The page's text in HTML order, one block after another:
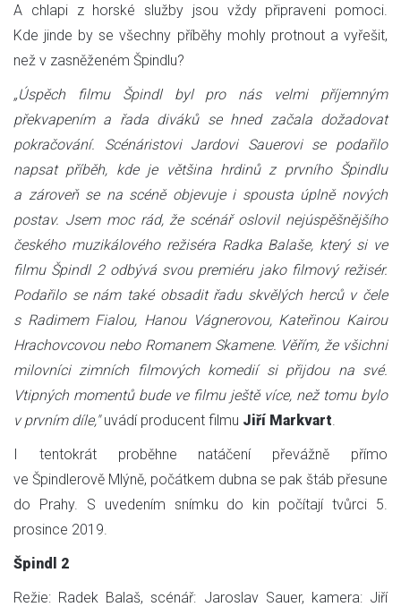
A chlapi z horské služby jsou vždy připraveni pomoci.
Kde jinde by se všechny příběhy mohly protnout a vyřešit,
než v zasněženém Špindlu?
„Úspěch filmu Špindl byl pro nás velmi příjemným
překvapením a řada diváků se hned začala dožadovat
pokračování. Scénáristovi Jardovi Sauerovi se podařilo
napsat příběh, kde je většina hrdinů z prvního Špindlu
a zároveň se na scéně objevuje i spousta úplně nových
postav. Jsem moc rád, že scénář oslovil nejúspěšnějšího
českého muzikálového režiséra Radka Balaše, který si ve
filmu Špindl 2 odbývá svou premiéru jako filmový režisér.
Podařilo se nám také obsadit řadu skvělých herců v čele
s Radimem Fialou, Hanou Vágnerovou, Kateřinou Kairou
Hrachovcovou nebo Romanem Skamene. Věřím, že všichni
milovníci zimních filmových komedií si přijdou na své.
Vtipných momentů bude ve filmu ještě více, než tomu bylo
v prvním díle,"uvádí producent filmu Jiří Markvart
I tentokrát proběhne natáčení převážně přímo
ve Špindlerově Mlýně, počátkem dubna se pak štáb přesune
do Prahy. S uvedením snímku do kin počítají tvůrci 5.
prosince 2019.
Špindl 2
Režie: Radek Balaš, scénář: Jaroslav Sauer, kamera: Jiří